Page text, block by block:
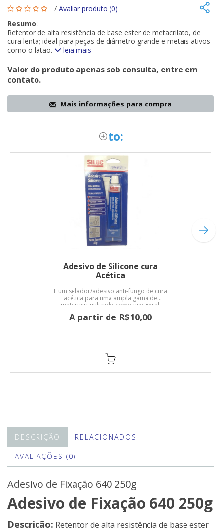
/ Avaliar produto (0)
Resumo:
Retentor de alta resistência de base ester de metacrilato, de
cura lenta; ideal para peças de diâmetro grande e metais ativos
como o latão.
leia mais
Valor do produto apenas sob consulta, entre em
contato.
Mais informações para compra
to:
Adesivo de Silicone cura
Acética
É um selador/adesivo anti-fungo de cura
acética para uma ampla gama de
materiais, utilizado como uso geral.
A partir de R$10,00
DESCRIÇÃO RELACIONADOS
AVALIAÇÕES (0)
Adesivo de Fixação 640 250g
Adesivo de Fixação 640 250g
Descrição: Retentor de alta resistência de base ester